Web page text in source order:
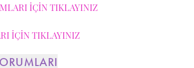
İÇİN TIKLAYINIZ
İÇİN TIKLAYINIZ